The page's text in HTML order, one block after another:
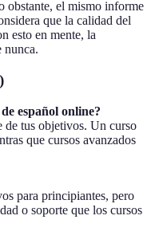
obstante, el mismo informe
que la calidad del
esto en mente, la
nunca.
español online?
de tus objetivos. Un curso
que cursos avanzados
para principiantes, pero
o soporte que los cursos